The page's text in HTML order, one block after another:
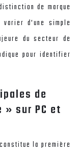
de marque
d’une simple
du secteur de
pour identifier
de
sur PC et
la première